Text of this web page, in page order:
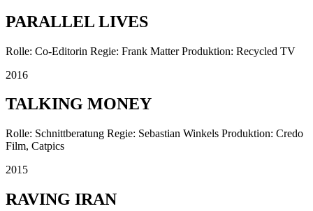
PARALLEL LIVES
Rolle: Co-Editorin Regie: Frank Matter Produktion: Recycled TV
2016
TALKING MONEY
Rolle: Schnittberatung Regie: Sebastian Winkels Produktion: Credo
Film, Catpics
2015
RAVING IRAN